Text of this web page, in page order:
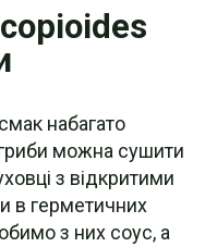
набагато
можна сушити
з відкритими
в герметичних
з них соус, а